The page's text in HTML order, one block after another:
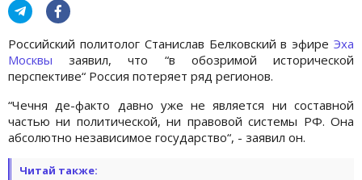
Российский политолог Станислав Белковский в эфире Эха
Москвы заявил, что “в обозримой исторической
перспективе“ Россия потеряет ряд регионов.
“Чечня де-факто давно уже не является ни составной
частью ни политической, ни правовой системы РФ. Она
абсолютно независимое государство“, - заявил он.
Читай также: